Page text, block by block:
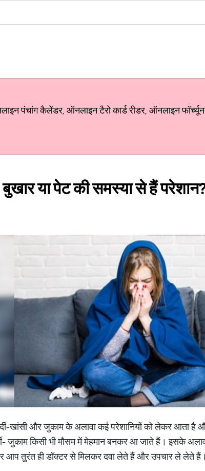
पंचांग कैलेंडर, ऑनलाइन टैरो कार्ड रीडर, ऑनलाइन
या पेट की समस्या से हैं
खांसी और जुकाम के अलावा कई परेशानियों को लेकर आता है
किसी भी मौसम में मेहमान बनकर आ जाते हैं। इसके अलावा
आप तुरंत ही डॉक्टर से मिलकर दवा लेते हैं और उपचार ले लेते हैं।